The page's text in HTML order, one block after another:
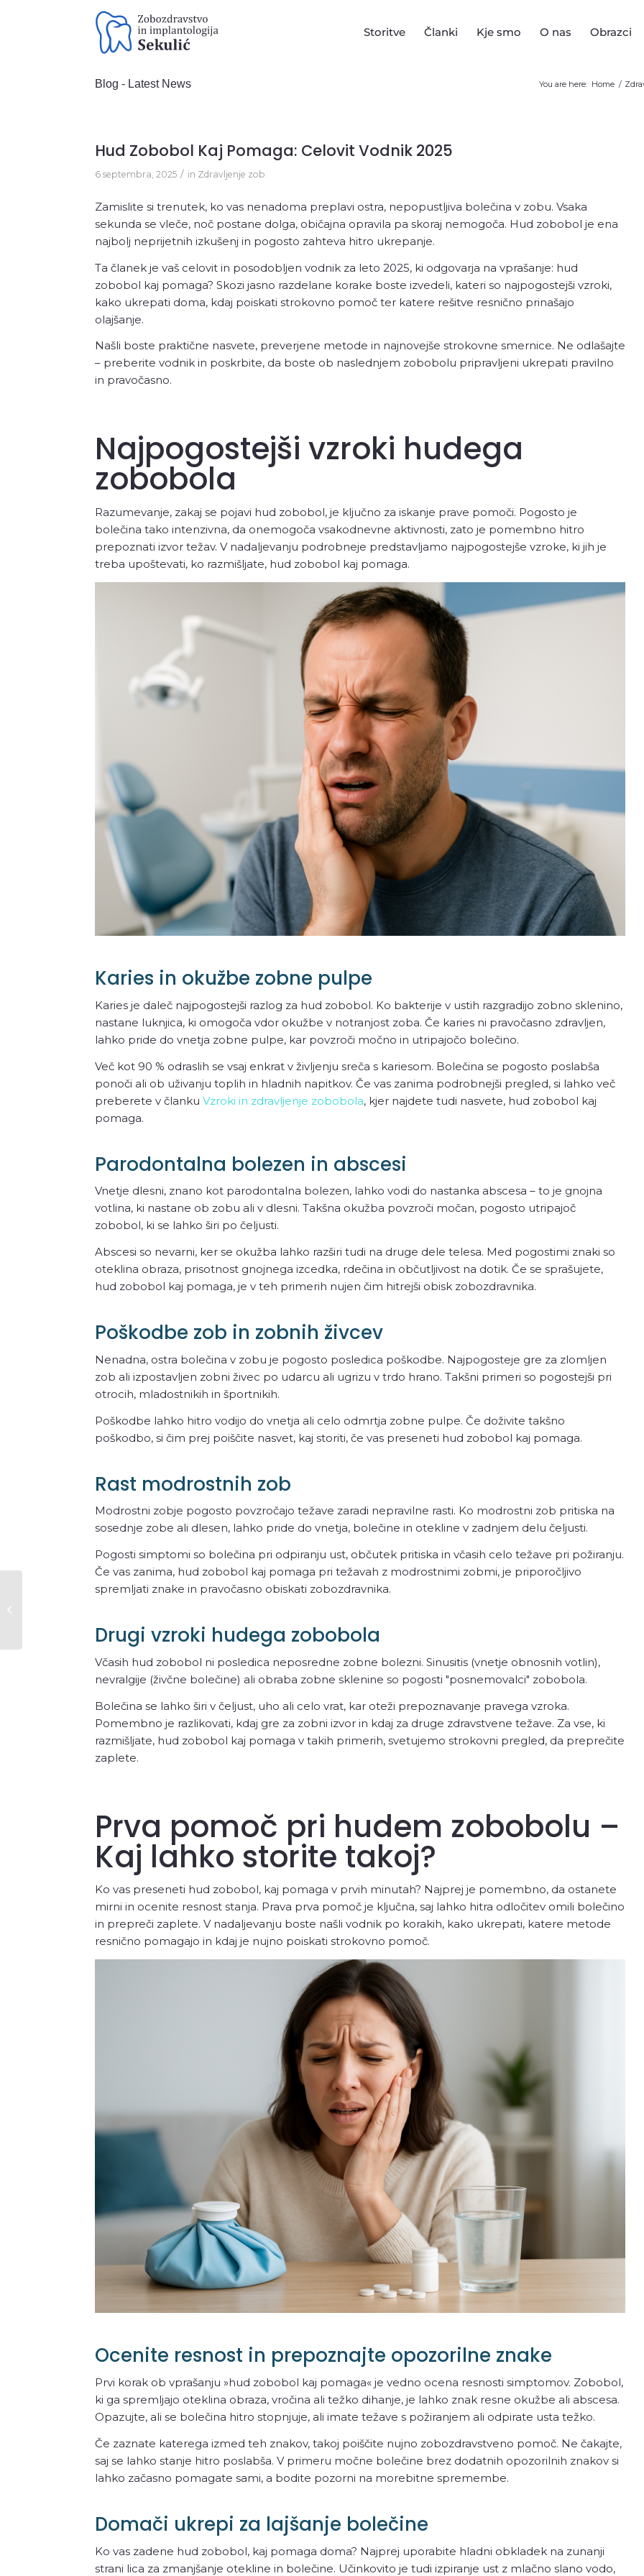
Storitve Članki Kje smo O nas Obrazci
Preventiva
Stomatološki pregled
ortopanom
Čiščenje zobnega kamna
Zdravljenje zoba Oralna kirurgija
Odstranjevanje zob
Zobni
Blog - Latest News You are here: Home /
Hud Zobobol Kaj Pomaga: Celovit Vodnik 2025
6 septembra, 2025 / in Zdravljenje zob
Zamislite si trenutek, ko vas nenadoma preplavi ostra, nepopustljiva bolečina v zobu. Vsaka
sekunda se vleče, noč postane dolga, običajna opravila pa skoraj nemogoča. Hud zobobol je ena
najbolj neprijetnih izkušenj in pogosto zahteva hitro ukrepanje.
Ta članek je vaš celovit in posodobljen vodnik za leto 2025, ki odgovarja na vprašanje: hud
zobobol kaj pomaga? Skozi jasno razdelane korake boste izvedeli, kateri so najpogostejši vzroki,
kako ukrepati doma, kdaj poiskati strokovno pomoč ter katere rešitve resnično prinašajo
olajšanje.
Našli boste praktične nasvete, preverjene metode in najnovejše strokovne smernice. Ne odlašajte
– preberite vodnik in poskrbite, da boste ob naslednjem zobobolu pripravljeni ukrepati pravilno
in pravočasno.
Najpogostejši vzroki hudega
zobobola
Razumevanje, zakaj se pojavi hud zobobol, je ključno za iskanje prave pomoči. Pogosto je
bolečina tako intenzivna, da onemogoča vsakodnevne aktivnosti, zato je pomembno hitro
prepoznati izvor težav. V nadaljevanju podrobneje predstavljamo najpogostejše vzroke, ki jih je
treba upoštevati, ko razmišljate, hud zobobol kaj pomaga.
Karies in okužbe zobne pulpe
Karies je daleč najpogostejši razlog za hud zobobol. Ko bakterije v ustih razgradijo zobno sklenino,
nastane luknjica, ki omogoča vdor okužbe v notranjost zoba. Če karies ni pravočasno zdravljen,
lahko pride do vnetja zobne pulpe, kar povzroči močno in utripajočo bolečino.
Več kot 90 % odraslih se vsaj enkrat v življenju sreča s kariesom. Bolečina se pogosto poslabša
ponoči ali ob uživanju toplih in hladnih napitkov. Če vas zanima podrobnejši pregled, si lahko več
preberete v članku Vzroki in zdravljenje zobobola, kjer najdete tudi nasvete, hud zobobol kaj
pomaga.
Parodontalna bolezen in abscesi
Vnetje dlesni, znano kot parodontalna bolezen, lahko vodi do nastanka abscesa – to je gnojna
votlina, ki nastane ob zobu ali v dlesni. Takšna okužba povzroči močan, pogosto utripajoč
zobobol, ki se lahko širi po čeljusti.
Abscesi so nevarni, ker se okužba lahko razširi tudi na druge dele telesa. Med pogostimi znaki so
oteklina obraza, prisotnost gnojnega izcedka, rdečina in občutljivost na dotik. Če se sprašujete,
hud zobobol kaj pomaga, je v teh primerih nujen čim hitrejši obisk zobozdravnika.
Poškodbe zob in zobnih živcev
Nenadna, ostra bolečina v zobu je pogosto posledica poškodbe. Najpogosteje gre za zlomljen
zob ali izpostavljen zobni živec po udarcu ali ugrizu v trdo hrano. Takšni primeri so pogostejši pri
otrocih, mladostnikih in športnikih.
Poškodbe lahko hitro vodijo do vnetja ali celo odmrtja zobne pulpe. Če doživite takšno
poškodbo, si čim prej poiščite nasvet, kaj storiti, če vas preseneti hud zobobol kaj pomaga.
Rast modrostnih zob
Modrostni zobje pogosto povzročajo težave zaradi nepravilne rasti. Ko modrostni zob pritiska na
sosednje zobe ali dlesen, lahko pride do vnetja, bolečine in otekline v zadnjem delu čeljusti.
Pogosti simptomi so bolečina pri odpiranju ust, občutek pritiska in včasih celo težave pri požiranju.
Če vas zanima, hud zobobol kaj pomaga pri težavah z modrostnimi zobmi, je priporočljivo
spremljati znake in pravočasno obiskati zobozdravnika.
Drugi vzroki hudega zobobola
Včasih hud zobobol ni posledica neposredne zobne bolezni. Sinusitis (vnetje obnosnih votlin),
nevralgije (živčne bolečine) ali obraba zobne sklenine so pogosti "posnemovalci" zobobola.
Bolečina se lahko širi v čeljust, uho ali celo vrat, kar oteži prepoznavanje pravega vzroka.
Pomembno je razlikovati, kdaj gre za zobni izvor in kdaj za druge zdravstvene težave. Za vse, ki
razmišljate, hud zobobol kaj pomaga v takih primerih, svetujemo strokovni pregled, da preprečite
zaplete.
Prva pomoč pri hudem zobobolu –
Kaj lahko storite takoj?
Ko vas preseneti hud zobobol, kaj pomaga v prvih minutah? Najprej je pomembno, da ostanete
mirni in ocenite resnost stanja. Prava prva pomoč je ključna, saj lahko hitra odločitev omili bolečino
in prepreči zaplete. V nadaljevanju boste našli vodnik po korakih, kako ukrepati, katere metode
resnično pomagajo in kdaj je nujno poiskati strokovno pomoč.
Ocenite resnost in prepoznajte opozorilne znake
Prvi korak ob vprašanju »hud zobobol kaj pomaga« je vedno ocena resnosti simptomov. Zobobol,
ki ga spremljajo oteklina obraza, vročina ali težko dihanje, je lahko znak resne okužbe ali abscesa.
Opazujte, ali se bolečina hitro stopnjuje, ali imate težave s požiranjem ali odpirate usta težko.
Če zaznate katerega izmed teh znakov, takoj poiščite nujno zobozdravstveno pomoč. Ne čakajte,
saj se lahko stanje hitro poslabša. V primeru močne bolečine brez dodatnih opozorilnih znakov si
lahko začasno pomagate sami, a bodite pozorni na morebitne spremembe.
Domači ukrepi za lajšanje bolečine
Ko vas zadene hud zobobol, kaj pomaga doma? Najprej uporabite hladni obkladek na zunanji
strani lica za zmanjšanje otekline in bolečine. Učinkovito je tudi izpiranje ust z mlačno slano vodo,